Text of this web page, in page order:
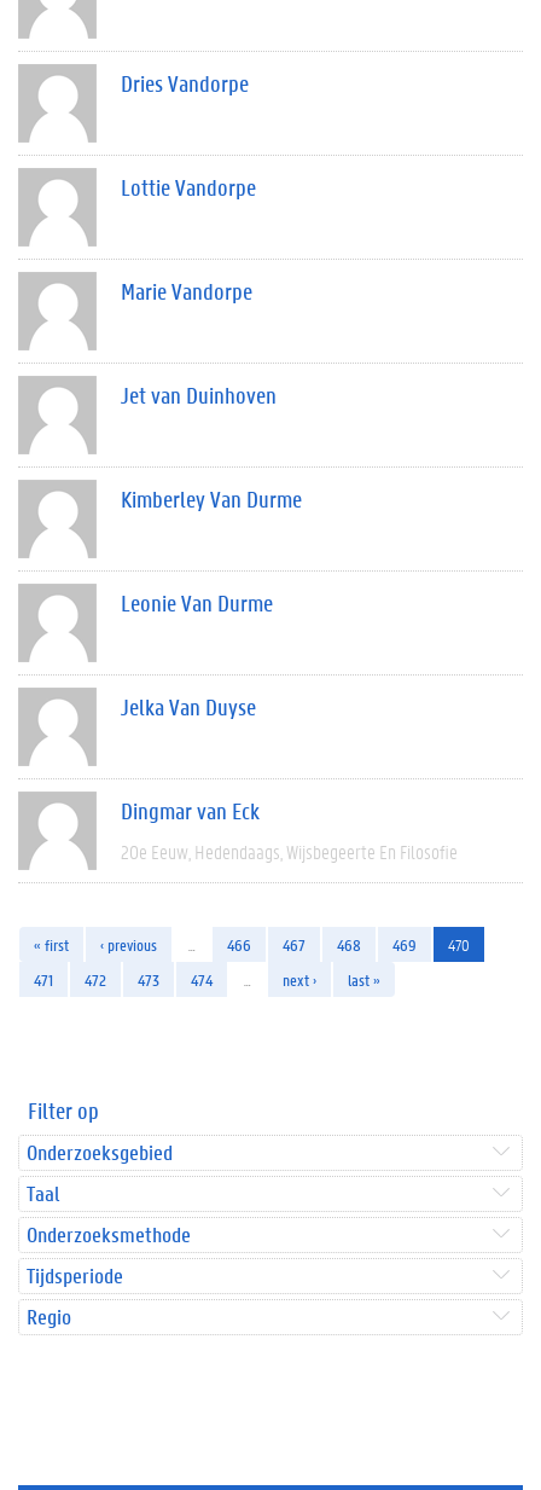
Dries Vandorpe
Lottie Vandorpe
Marie Vandorpe
Jet van Duinhoven
Kimberley Van Durme
Leonie Van Durme
Jelka Van Duyse
Dingmar van Eck
20e Eeuw Hedendaags Wijsbegeerte En Filosofie
« first ‹ previous 466 467 468 469
470
471
472 473 474 next › last »
Filter op
Onderzoeksgebied
Taal
Onderzoeksmethode
Tijdsperiode
Regio